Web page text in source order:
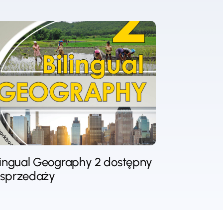
Geography 2 dostępny